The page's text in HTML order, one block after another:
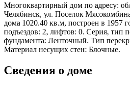
Многоквартирный дом по адресу:
Челябинск, ул. Поселок
дома 1020.40 кв.м, построен в 1957
подъездов: 2, лифтов: 0. Серия, тип
фундамента: Ленточный. Тип
Материал несущих стен: Блочные.
Сведения о доме